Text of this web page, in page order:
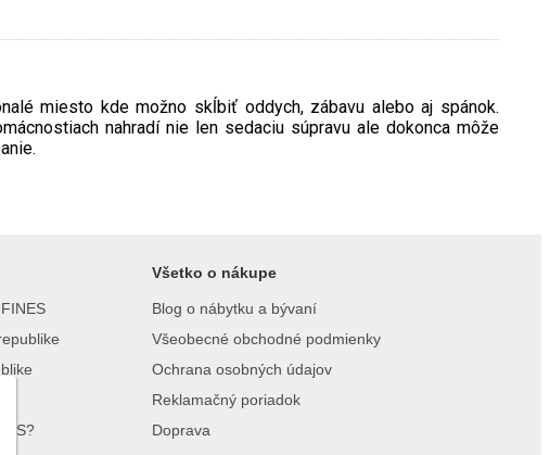
miesto kde možno skĺbiť oddych, zábavu alebo aj spánok.
nahradí nie len sedaciu súpravu ale dokonca môže
Všetko o nákupe
Blog o nábytku a bývaní
Všeobecné obchodné podmienky
Ochrana osobných údajov
Reklamačný poriadok
Doprava